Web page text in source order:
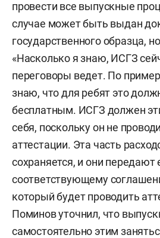
провести все выпускные
случае может быть выдан
государственного образца,
«Насколько я знаю, ИСГЗ
переговоры ведет. По
знаю, что для ребят это
бесплатным. ИСГЗ должен
себя, поскольку он не
аттестации. Эта часть
сохраняется, и они передают
соответствующему
который будет проводить
Поминов уточнил, что
самостоятельно этим